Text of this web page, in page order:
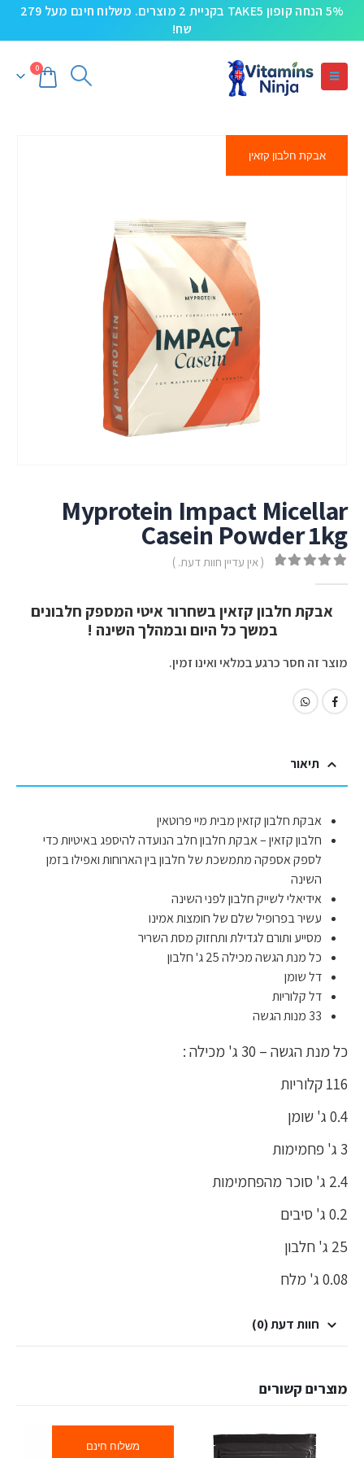
5% הנחה קופון TAKE5 בקניית 2 מוצרים. משלוח חינם מעל 279
שח!
0
אבקת חלבון קזאין
Myprotein Impact Micellar
Casein Powder 1kg
( אין עדיין חוות דעת. )
אבקת חלבון קזאין בשחרור איטי המספק חלבונים
במשך כל היום ובמהלך השינה !
מוצר זה חסר כרגע במלאי ואינו זמין.
תיאור
אבקת חלבון קזאין מבית מיי פרוטאין
חלבון קזאין – אבקת חלבון חלב הנועדה להיספג באיטיות כדי
לספק אספקה מתמשכת של חלבון בין הארוחות ואפילו בזמן
השינה
אידיאלי לשייק חלבון לפני השינה
עשיר בפרופיל שלם של חומצות אמינו
מסייע ותורם לגדילת ותחזוק מסת השריר
כל מנת הגשה מכילה 25 ג' חלבון
דל שומן
דל קלוריות
33 מנות הגשה
כל מנת הגשה – 30 ג' מכילה :
116 קלוריות
0.4 ג' שומן
3 ג' פחמימות
2.4 ג' סוכר מהפחמימות
0.2 ג' סיבים
25 ג' חלבון
0.08 ג' מלח
חוות דעת (0)
מוצרים קשורים
משלוח חינם